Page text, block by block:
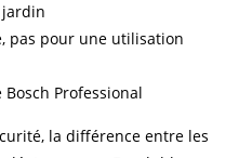
pas pour une utilisation
Professional
la différence entre les